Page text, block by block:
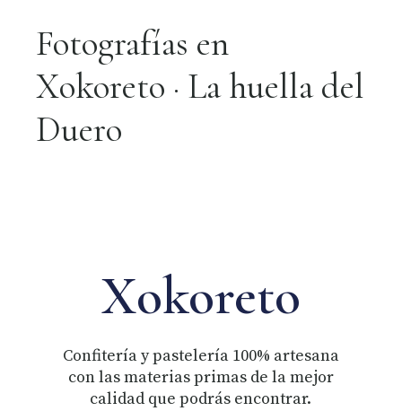
Fotografías en
Xokoreto · La huella del
Duero
Xokoreto
Confitería y pastelería 100% artesana
con las materias primas de la mejor
calidad que podrás encontrar.